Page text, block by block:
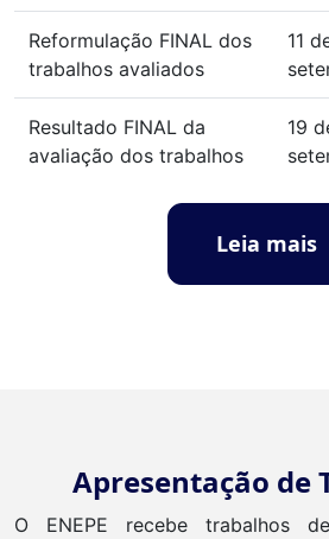
Reformulação FINAL dos
trabalhos avaliados
11
Resultado FINAL da
avaliação dos trabalhos
19
Leia mais
Apresentação de
O ENEPE recebe trabalhos